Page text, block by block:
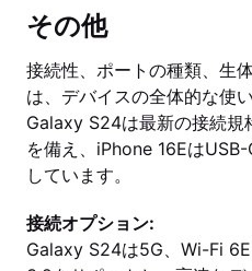
その他
接続性、ポートの種類、生
は、デバイスの全体的な使
Galaxy S24は最新の接続規
を備え、iPhone 16Eは
しています。
接続オプション:
Galaxy S24は5G、Wi-Fi